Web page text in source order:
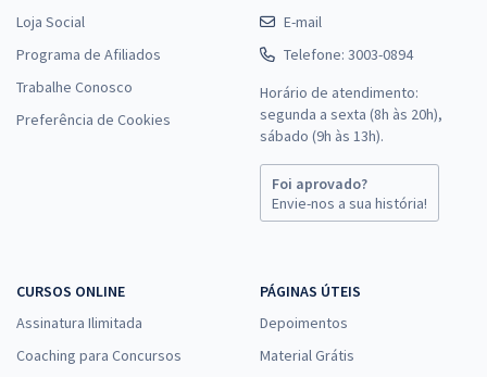
Loja Social
Programa de Afiliados
Trabalhe Conosco
Preferência de Cookies
E-mail
Telefone: 3003-0894
Horário de atendimento:
segunda a sexta (8h às 20h),
sábado (9h às 13h).
Foi aprovado?
Envie-nos a sua história!
CURSOS ONLINE
Assinatura Ilimitada
Coaching para Concursos
PÁGINAS ÚTEIS
Depoimentos
Material Grátis